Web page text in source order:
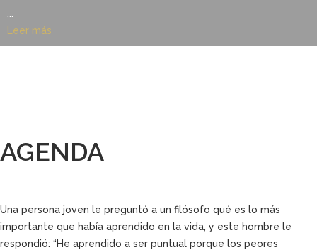
...
Leer más
AGENDA
Una persona joven le preguntó a un filósofo qué es lo más
importante que había aprendido en la vida, y este hombre le
respondió: “He aprendido a ser puntual porque los peores